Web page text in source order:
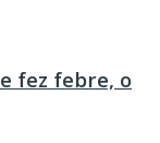
fez febre, o